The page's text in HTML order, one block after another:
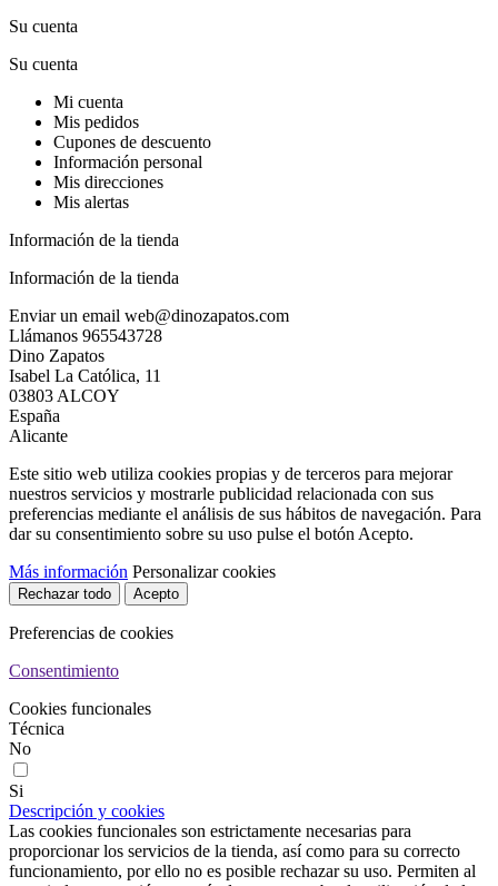
Su cuenta
Su cuenta
Mi cuenta
Mis pedidos
Cupones de descuento
Información personal
Mis direcciones
Mis alertas
Información de la tienda
Información de la tienda
Enviar un email web@dinozapatos.com
Llámanos 965543728
Dino Zapatos
Isabel La Católica, 11
03803 ALCOY
España
Alicante
Este sitio web utiliza cookies propias y de terceros para mejorar
nuestros servicios y mostrarle publicidad relacionada con sus
preferencias mediante el análisis de sus hábitos de navegación. Para
dar su consentimiento sobre su uso pulse el botón Acepto.
Más información Personalizar cookies
Rechazar todo Acepto
Preferencias de cookies
Consentimiento
Cookies funcionales
Técnica
No
Si
Descripción y cookies
Las cookies funcionales son estrictamente necesarias para
proporcionar los servicios de la tienda, así como para su correcto
funcionamiento, por ello no es posible rechazar su uso. Permiten al